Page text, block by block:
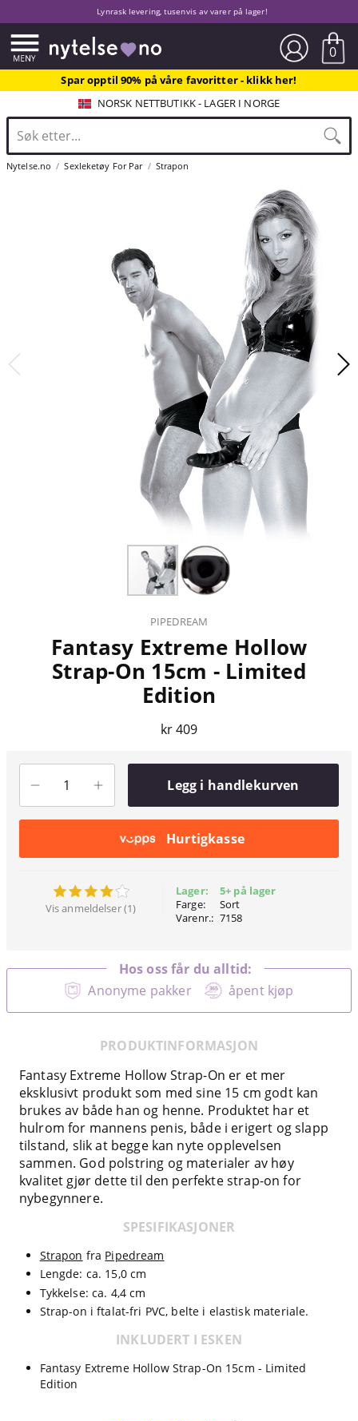
Lynrask levering, tusenvis av varer på lager!
0
Spar opptil 90% på våre favoritter - klikk her!
NORSK NETTBUTIKK - LAGER I NORGE
Nytelse.no Sexleketøy For Par Strapon
PIPEDREAM
Fantasy Extreme Hollow
Strap-On 15cm - Limited
Edition
kr 409
Legg i handlekurven
Hurtigkasse
Vis anmeldelser (1)
Lager:
Farge:
Varenr.:
5+ på lager
Sort
7158
Anonyme pakker åpent kjøp
Hos oss får du alltid:
PRODUKTINFORMASJON
Fantasy Extreme Hollow Strap-On er et mer
eksklusivt produkt som med sine 15 cm godt kan
brukes av både han og henne. Produktet har et
hulrom for mannens penis, både i erigert og slapp
tilstand, slik at begge kan nyte opplevelsen
sammen. God polstring og materialer av høy
kvalitet gjør dette til den perfekte strap-on for
nybegynnere.
SPESIFIKASJONER
Strapon fra Pipedream
Lengde: ca. 15,0 cm
Tykkelse: ca. 4,4 cm
Strap-on i ftalat-fri PVC, belte i elastisk materiale.
INKLUDERT I ESKEN
Fantasy Extreme Hollow Strap-On 15cm - Limited
Edition